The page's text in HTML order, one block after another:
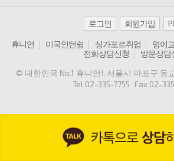
로그인 회원가입
휴니언 미국인턴쉽 싱가포르취업 영어
전화상담신청
방문상담
© 대한민국 No.1 휴니언!, 서울시 마포구 동
Tel 02-335-7755 Fax02-